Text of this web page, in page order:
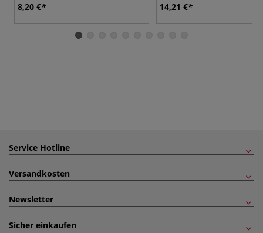
8,20 € 14,21 €
Service Hotline
Versandkosten
Newsletter
Sicher einkaufen